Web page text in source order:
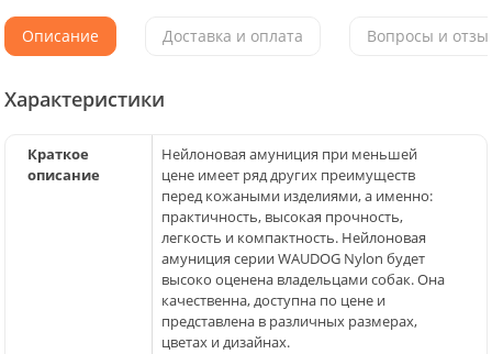
Описание Доставка и оплата Вопросы и
Характеристики
Краткое
описание
Нейлоновая амуниция при меньшей
цене имеет ряд других преимуществ
перед кожаными изделиями, а именно:
практичность, высокая прочность,
легкость и компактность. Нейлоновая
амуниция серии WAUDOG Nylon будет
высоко оценена владельцами собак. Она
качественна, доступна по цене и
представлена в различных размерах,
цветах и дизайнах.